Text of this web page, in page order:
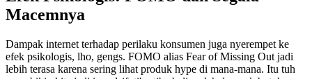
Macemnya
Dampak internet terhadap perilaku konsumen juga nyerempet ke
efek psikologis, lho, gengs. FOMO alias Fear of Missing Out jadi
lebih terasa karena sering lihat produk hype di mana-mana. Itu tuh